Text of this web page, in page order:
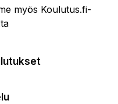
myös Koulutus.fi-